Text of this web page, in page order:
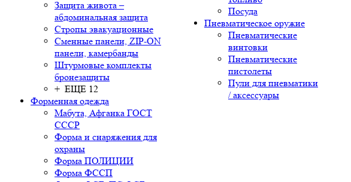
Защита живота –
абдоминальная защита
Стропы эвакуационные
Сменные панели, ZIP-ON
панели, камербанды
Штурмовые комплекты
бронезащиты
+ ЕЩЕ 12
Форменная одежда
Мабута, Афганка ГОСТ
СССР
Форма и снаряжения для
охраны
Форма ПОЛИЦИИ
Форма ФССП
Посуда
Пневматическое оружие
Пневматические
винтовки
Пневматические
пистолеты
Пули для пневматики
/ аксессуары